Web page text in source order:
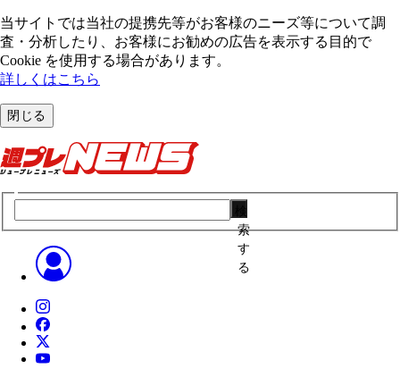
当サイトでは当社の提携先等がお客様のニーズ等について調
査・分析したり、お客様にお勧めの広告を表⽰する⽬的で
Cookie を使⽤する場合があります。
詳しくはこちら
閉じる
索
す
る